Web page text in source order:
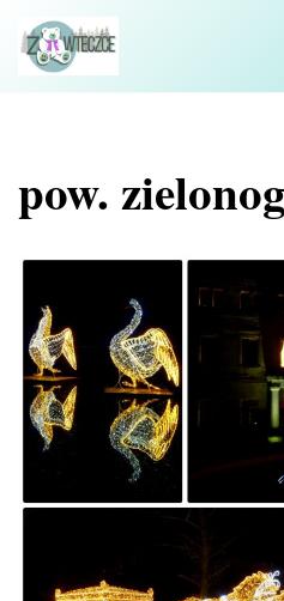
Przejdź
pow.